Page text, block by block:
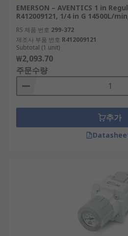
EMERSON – AVENTICS 1 in
R412009121, 1/4 in G 14500L/
RS 제품 번호 299-372
제조사 부품 번호 R412009121
Subtotal (1 unit)
₩2,093.70
주문수량
추가